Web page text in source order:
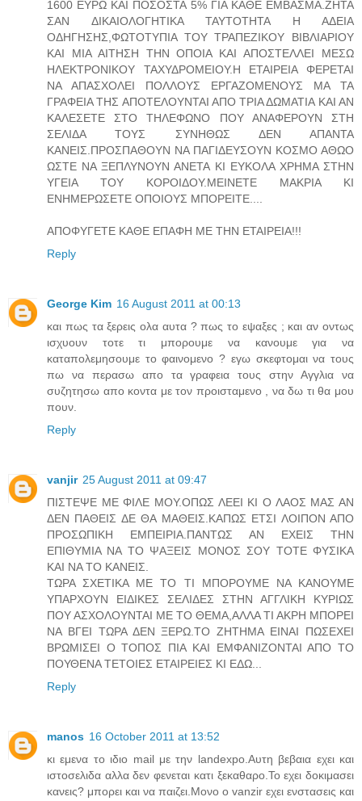
1600 ΕΥΡΩ ΚΑΙ ΠΟΣΟΣΤΑ 5% ΓΙΑ ΚΑΘΕ ΕΜΒΑΣΜΑ.ΖΗΤΑ
ΣΑΝ ΔΙΚΑΙΟΛΟΓΗΤΙΚΑ ΤΑΥΤΟΤΗΤΑ Η ΑΔΕΙΑ
ΟΔΗΓΗΣΗΣ,ΦΩΤΟΤΥΠΙΑ ΤΟΥ ΤΡΑΠΕΖΙΚΟΥ ΒΙΒΛΙΑΡΙΟΥ
ΚΑΙ ΜΙΑ ΑΙΤΗΣΗ ΤΗΝ ΟΠΟΙΑ ΚΑΙ ΑΠΟΣΤΕΛΛΕΙ ΜΕΣΩ
ΗΛΕΚΤΡΟΝΙΚΟΥ ΤΑΧΥΔΡΟΜΕΙΟΥ.Η ΕΤΑΙΡΕΙΑ ΦΕΡΕΤΑΙ
ΝΑ ΑΠΑΣΧΟΛΕΙ ΠΟΛΛΟΥΣ ΕΡΓΑΖΟΜΕΝΟΥΣ ΜΑ ΤΑ
ΓΡΑΦΕΙΑ ΤΗΣ ΑΠΟΤΕΛΟΥΝΤΑΙ ΑΠΟ ΤΡΙΑ ΔΩΜΑΤΙΑ ΚΑΙ ΑΝ
ΚΑΛΕΣΕΤΕ ΣΤΟ ΤΗΛΕΦΩΝΟ ΠΟΥ ΑΝΑΦΕΡΟΥΝ ΣΤΗ
ΣΕΛΙΔΑ ΤΟΥΣ ΣΥΝΗΘΩΣ ΔΕΝ ΑΠΑΝΤΑ
ΚΑΝΕΙΣ.ΠΡΟΣΠΑΘΟΥΝ ΝΑ ΠΑΓΙΔΕΥΣΟΥΝ ΚΟΣΜΟ ΑΘΩΟ
ΩΣΤΕ ΝΑ ΞΕΠΛΥΝΟΥΝ ΑΝΕΤΑ ΚΙ ΕΥΚΟΛΑ ΧΡΗΜΑ ΣΤΗΝ
ΥΓΕΙΑ ΤΟΥ ΚΟΡΟΙΔΟΥ.ΜΕΙΝΕΤΕ ΜΑΚΡΙΑ ΚΙ
ΕΝΗΜΕΡΩΣΕΤΕ ΟΠΟΙΟΥΣ ΜΠΟΡΕΙΤΕ....
ΑΠΟΦΥΓΕΤΕ ΚΑΘΕ ΕΠΑΦΗ ΜΕ ΤΗΝ ΕΤΑΙΡΕΙΑ!!!
Reply
George Kim 16 August 2011 at 00:13
και πως τα ξερεις ολα αυτα ? πως το εψαξες ; και αν οντως
ισχυουν τοτε τι μπορουμε να κανουμε για να
καταπολεμησουμε το φαινομενο ? εγω σκεφτομαι να τους
πω να περασω απο τα γραφεια τους στην Αγγλια να
συζητησω απο κοντα με τον προισταμενο , να δω τι θα μου
πουν.
Reply
vanjir 25 August 2011 at 09:47
ΠΙΣΤΕΨΕ ΜΕ ΦΙΛΕ ΜΟΥ.ΟΠΩΣ ΛΕΕΙ ΚΙ Ο ΛΑΟΣ ΜΑΣ ΑΝ
ΔΕΝ ΠΑΘΕΙΣ ΔΕ ΘΑ ΜΑΘΕΙΣ.ΚΑΠΩΣ ΕΤΣΙ ΛΟΙΠΟΝ ΑΠΟ
ΠΡΟΣΩΠΙΚΗ ΕΜΠΕΙΡΙΑ.ΠΑΝΤΩΣ ΑΝ ΕΧΕΙΣ ΤΗΝ
ΕΠΙΘΥΜΙΑ ΝΑ ΤΟ ΨΑΞΕΙΣ ΜΟΝΟΣ ΣΟΥ ΤΟΤΕ ΦΥΣΙΚΑ
ΚΑΙ ΝΑ ΤΟ ΚΑΝΕΙΣ.
ΤΩΡΑ ΣΧΕΤΙΚΑ ΜΕ ΤΟ ΤΙ ΜΠΟΡΟΥΜΕ ΝΑ ΚΑΝΟΥΜΕ
ΥΠΑΡΧΟΥΝ ΕΙΔΙΚΕΣ ΣΕΛΙΔΕΣ ΣΤΗΝ ΑΓΓΛΙΚΗ ΚΥΡΙΩΣ
ΠΟΥ ΑΣΧΟΛΟΥΝΤΑΙ ΜΕ ΤΟ ΘΕΜΑ,ΑΛΛΑ ΤΙ ΑΚΡΗ ΜΠΟΡΕΙ
ΝΑ ΒΓΕΙ ΤΩΡΑ ΔΕΝ ΞΕΡΩ.ΤΟ ΖΗΤΗΜΑ ΕΙΝΑΙ ΠΩΣΕΧΕΙ
ΒΡΩΜΙΣΕΙ Ο ΤΟΠΟΣ ΠΙΑ ΚΑΙ ΕΜΦΑΝΙΖΟΝΤΑΙ ΑΠΟ ΤΟ
ΠΟΥΘΕΝΑ ΤΕΤΟΙΕΣ ΕΤΑΙΡΕΙΕΣ ΚΙ ΕΔΩ...
Reply
manos 16 October 2011 at 13:52
κι εμενα το ιδιο mail με την landexpo.Αυτη βεβαια εχει και
ιστοσελιδα αλλα δεν φενεται κατι ξεκαθαρο.Το εχει δοκιμασει
κανεις? μπορει και να παιζει.Μονο ο vanzir εχει ενστασεις και